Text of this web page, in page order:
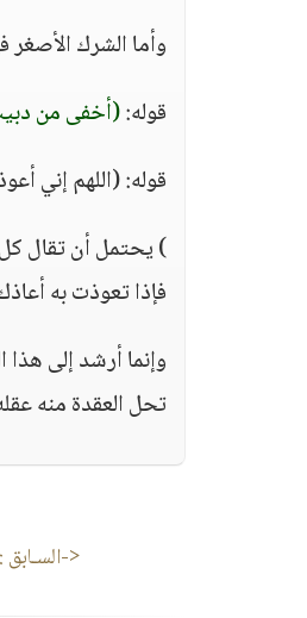
وأما الشرك الأصغر
قوله:(أخفى من
قوله: (اللهم إني
) يحتمل أن تقال كل
فإذا تعوذت به
وإنما أرشد إلى
تحل العقدة منه
<-السـابق